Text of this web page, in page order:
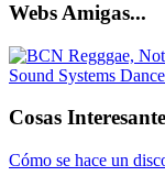
Webs Amigas...
Sound Systems
Cosas
Cómo se hace un